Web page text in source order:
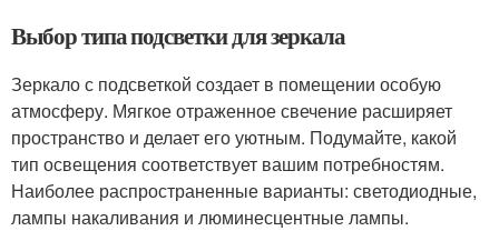
Выбор типа подсветки для зеркала
Зеркало с подсветкой создает в помещении особую
атмосферу. Мягкое отраженное свечение расширяет
пространство и делает его уютным. Подумайте, какой
тип освещения соответствует вашим потребностям.
Наиболее распространенные варианты: светодиодные,
лампы накаливания и люминесцентные лампы.